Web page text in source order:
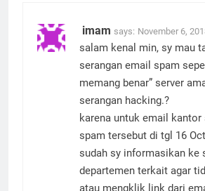
imam says: November 6,
salam kenal min, sy mau
serangan email spam
memang benar” server
serangan hacking.?
karena untuk email kantor
spam tersebut di tgl 16
sudah sy informasikan ke
departemen terkait agar
atau mengklik link dari